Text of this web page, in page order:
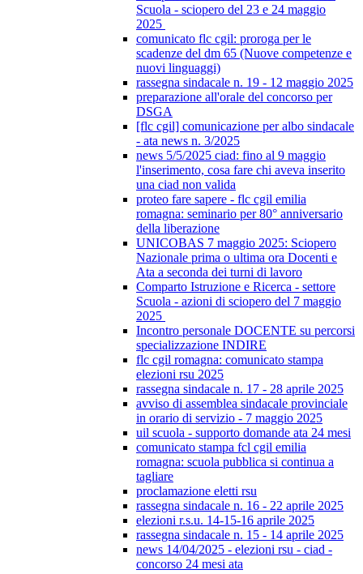
Scuola - sciopero del 23 e 24 maggio
2025
comunicato flc cgil: proroga per le
scadenze del dm 65 (Nuove competenze e
nuovi linguaggi)
rassegna sindacale n. 19 - 12 maggio 2025
preparazione all'orale del concorso per
DSGA
[flc cgil] comunicazione per albo sindacale
- ata news n. 3/2025
news 5/5/2025 ciad: fino al 9 maggio
l'inserimento, cosa fare chi aveva inserito
una ciad non valida
proteo fare sapere - flc cgil emilia
romagna: seminario per 80° anniversario
della liberazione
UNICOBAS 7 maggio 2025: Sciopero
Nazionale prima o ultima ora Docenti e
Ata a seconda dei turni di lavoro
Comparto Istruzione e Ricerca - settore
Scuola - azioni di sciopero del 7 maggio
2025
Incontro personale DOCENTE su percorsi
specializzazione INDIRE
flc cgil romagna: comunicato stampa
elezioni rsu 2025
rassegna sindacale n. 17 - 28 aprile 2025
avviso di assemblea sindacale provinciale
in orario di servizio - 7 maggio 2025
uil scuola - supporto domande ata 24 mesi
comunicato stampa fcl cgil emilia
romagna: scuola pubblica si continua a
tagliare
proclamazione eletti rsu
rassegna sindacale n. 16 - 22 aprile 2025
elezioni r.s.u. 14-15-16 aprile 2025
rassegna sindacale n. 15 - 14 aprile 2025
news 14/04/2025 - elezioni rsu - ciad -
concorso 24 mesi ata